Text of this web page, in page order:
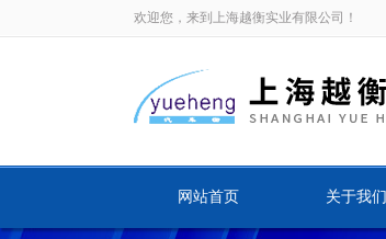
欢迎您，来到上海越衡实业有限公司！
网站首页 关于我们